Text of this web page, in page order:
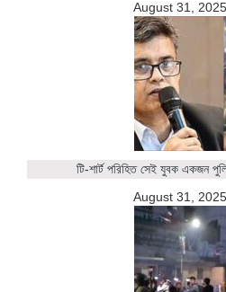
August 31, 2025
টি-শার্ট পরিহিত সেই যুবক একজন
August 31, 2025